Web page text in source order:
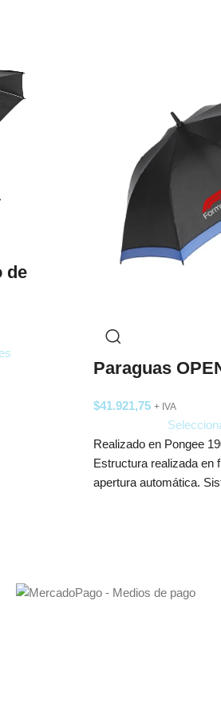
de
Paraguas
$41.921,75 + IVA
Realizado en Pongee
Estructura realizada en
apertura automática.